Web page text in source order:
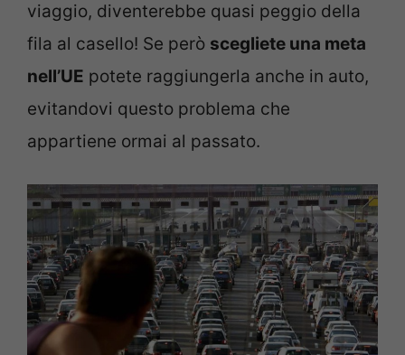
viaggio, diventerebbe quasi peggio della
fila al casello! Se però scegliete una meta
nell’UE potete raggiungerla anche in auto,
evitandovi questo problema che
appartiene ormai al passato.